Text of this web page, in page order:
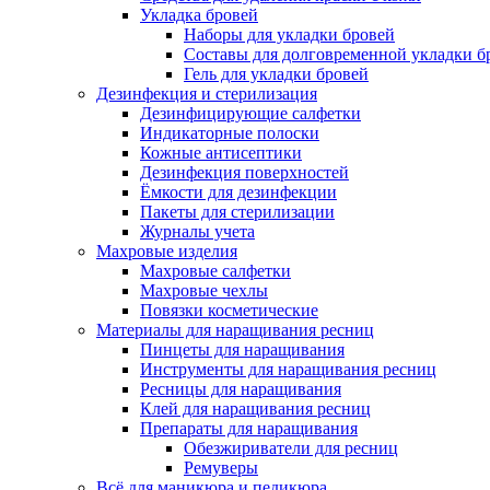
Укладка бровей
Наборы для укладки бровей
Составы для долговременной укладки
Гель для укладки бровей
Дезинфекция и стерилизация
Дезинфицирующие салфетки
Индикаторные полоски
Кожные антисептики
Дезинфекция поверхностей
Ёмкости для дезинфекции
Пакеты для стерилизации
Журналы учета
Махровые изделия
Махровые салфетки
Махровые чехлы
Повязки косметические
Материалы для наращивания ресниц
Пинцеты для наращивания
Инструменты для наращивания ресниц
Ресницы для наращивания
Клей для наращивания ресниц
Препараты для наращивания
Обезжириватели для ресниц
Ремуверы